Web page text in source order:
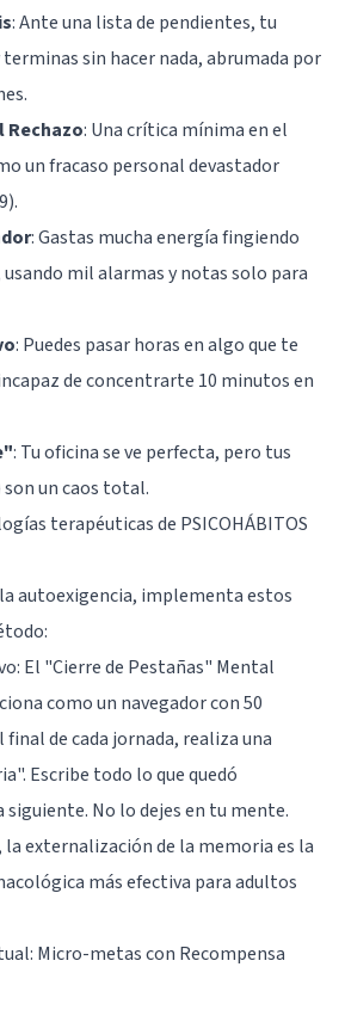
: Ante una lista de pendientes, tu
sin hacer nada, abrumada por
Rechazo: Una crítica mínima en el
un fracaso personal devastador
: Gastas mucha energía fingiendo
mil alarmas y notas solo para
: Puedes pasar horas en algo que te
de concentrarte 10 minutos en
: Tu oficina se ve perfecta, pero tus
un caos total.
terapéuticas de PSICOHÁBITOS
autoexigencia, implementa estos
El "Cierre de Pestañas" Mental
como un navegador con 50
de cada jornada, realiza una
Escribe todo lo que quedó
siguiente. No lo dejes en tu mente.
la externalización de la memoria es la
más efectiva para adultos
Micro-metas con Recompensa